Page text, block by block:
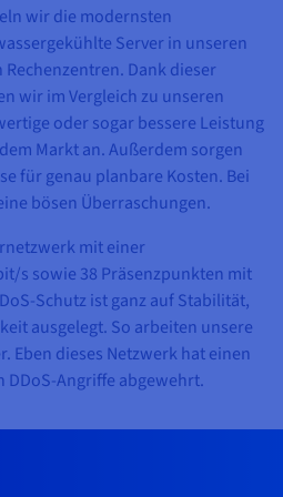
wir die modernsten
Server in unseren
Dank dieser
wir im Vergleich zu unseren
oder sogar bessere Leistung
Markt an. Außerdem sorgen
für genau planbare Kosten. Bei
bösen Überraschungen.
mit einer
s sowie 38 Präsenzpunkten mit
Schutz ist ganz auf Stabilität,
ausgelegt. So arbeiten unsere
Eben dieses Netzwerk hat einen
Angriffe abgewehrt.